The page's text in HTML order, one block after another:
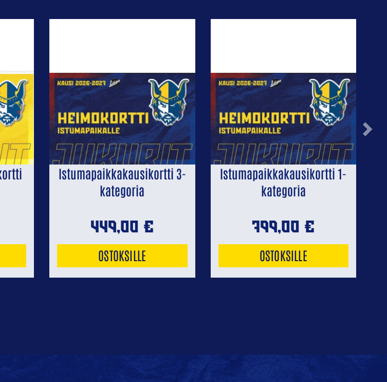
Istumapaikkakausikortti 3-
kategoria
449,00 €
OSTOKSILLE
Istumapaikkakausikortti 1-
kategoria
799,00 €
OSTOKSILLE